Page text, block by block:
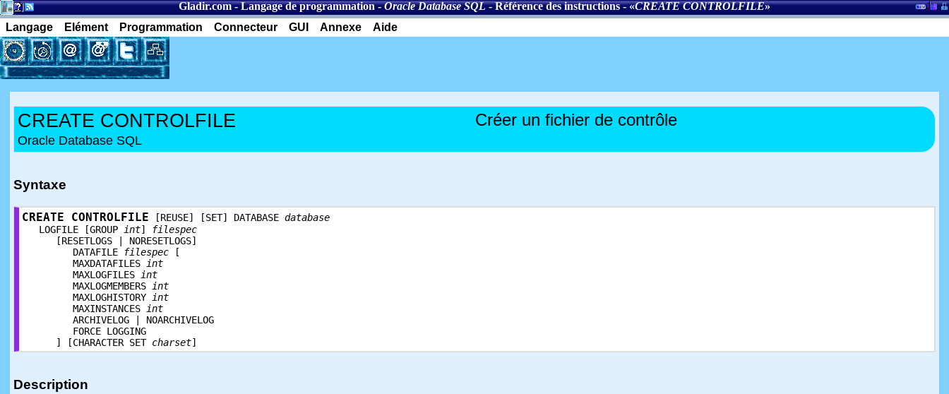
Gladir.com-Langage de programmation-Oracle Database SQL-Référence des instructions- «CREATE CONTROLFILE»
Langage
Elément Programmation Connecteur GUI Annexe Aide
CREATE CONTROLFILE Créer un fichier de contrôle
Oracle Database SQL
Syntaxe
CREATE CONTROLFILE [REUSE] [SET] DATABASE database
LOGFILE [GROUP
int]
filespec
[RESETLOGS | NORESETLOGS]
DATAFILE
filespec [
MAXDATAFILES
int
MAXLOGFILES
int
MAXLOGMEMBERS
int
MAXLOGHISTORY
int
MAXINSTANCES
int
ARCHIVELOG | NOARCHIVELOG
FORCE LOGGING
] [CHARACTER SET charset]
Description